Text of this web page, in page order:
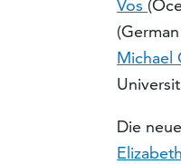
Vos
Michael
Die